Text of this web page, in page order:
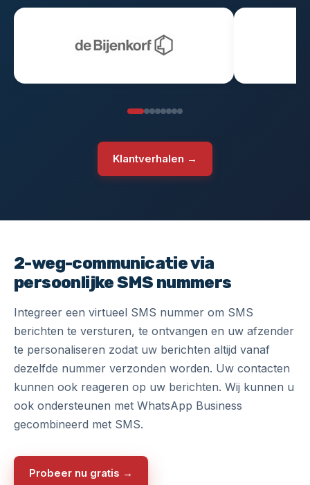
Klantverhalen →
2-weg-communicatie via
persoonlijke SMS nummers
Integreer een virtueel SMS nummer om SMS
berichten te versturen, te ontvangen en uw afzender
te personaliseren zodat uw berichten altijd vanaf
dezelfde nummer verzonden worden. Uw contacten
kunnen ook reageren op uw berichten. Wij kunnen u
ook ondersteunen met WhatsApp Business
gecombineerd met SMS.
Probeer nu gratis →